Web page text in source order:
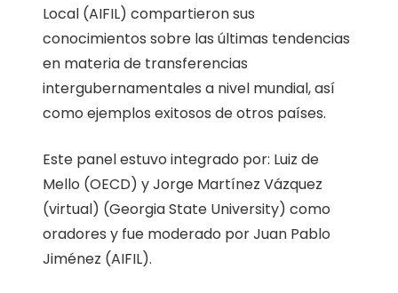
Local (AIFIL) compartieron sus
conocimientos sobre las últimas tendencias
en materia de transferencias
intergubernamentales a nivel mundial, así
como ejemplos exitosos de otros países.
Este panel estuvo integrado por: Luiz de
Mello (OECD) y Jorge Martínez Vázquez
(virtual) (Georgia State University) como
oradores y fue moderado por Juan Pablo
Jiménez (AIFIL).